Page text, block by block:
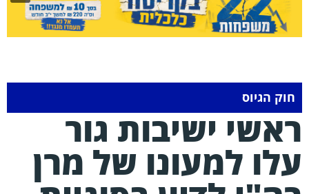
חוק הגיוס
ישיבות גור
למעונו של מרן